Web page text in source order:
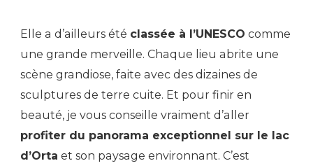
Elle a d’ailleurs été classée à l’UNESCO comme
une grande merveille. Chaque lieu abrite une
scène grandiose, faite avec des dizaines de
sculptures de terre cuite. Et pour finir en
beauté, je vous conseille vraiment d’aller
profiter du panorama exceptionnel sur le lac
d’Orta et son paysage environnant. C’est